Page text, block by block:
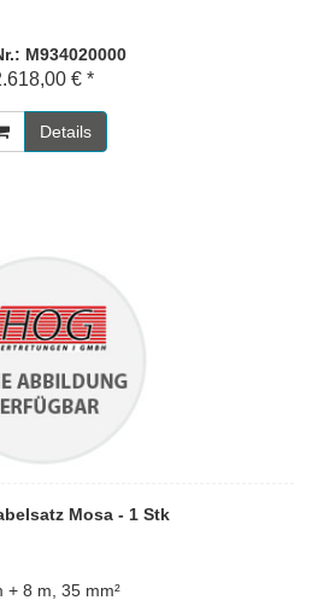
M934020000
€ *
Details
Mosa - 1 Stk
+ 8 m, 35 mm²